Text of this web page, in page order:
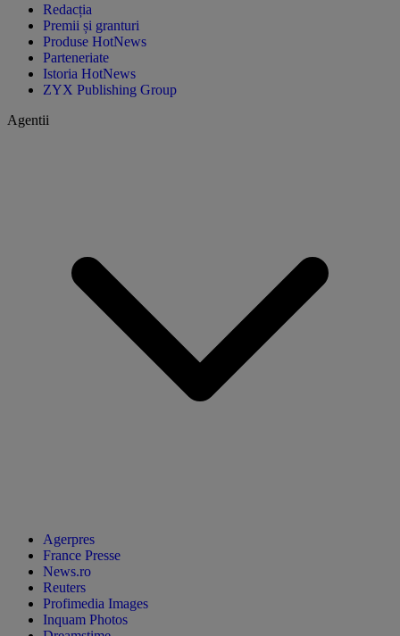
Redacția
Premii și granturi
Produse HotNews
Parteneriate
Istoria HotNews
ZYX Publishing Group
Agentii
Agerpres
France Presse
News.ro
Reuters
Profimedia Images
Inquam Photos